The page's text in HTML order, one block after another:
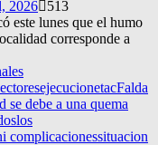
2026
513
este lunes que el humo
corresponde a
ejecucionetacFalda
debe a una quema
los
complicacionessituacion